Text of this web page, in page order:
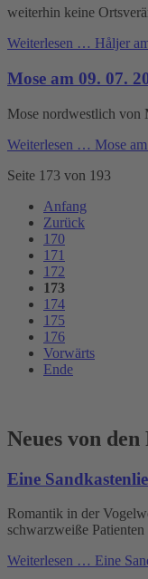
weiterhin keine
Weiterlesen … Håljer
Mose am 09. 07.
Mose nordwestlich von
Weiterlesen … Mose
Seite 173 von 193
Anfang
Zurück
170
171
172
173
174
175
176
Vorwärts
Ende
Neues von
Eine
Romantik in der
schwarzweiße
Weiterlesen … Eine